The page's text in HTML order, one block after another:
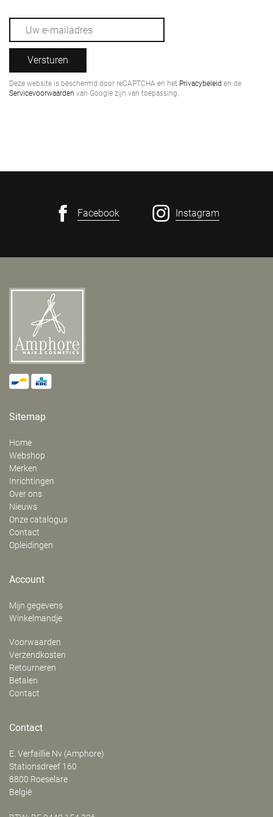
Versturen
Deze website is beschermd door reCAPTCHA en het Privacybeleid en de
Servicevoorwaarden van Google zijn van toepassing.
Facebook Instagram
Sitemap
Home
Webshop
Merken
Inrichtingen
Over ons
Nieuws
Onze catalogus
Contact
Opleidingen
Account
Mijn gegevens
Winkelmandje
Voorwaarden
Verzendkosten
Retourneren
Betalen
Contact
Contact
E. Verfaillie Nv (Amphore)
‍Stationsdreef 160
8800 Roeselare
België